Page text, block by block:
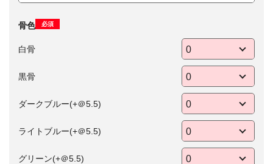
骨色 必須
白骨
黒骨
ダークブルー(+＠5.5)
ライトブルー(+＠5.5)
グリーン(+＠5.5)